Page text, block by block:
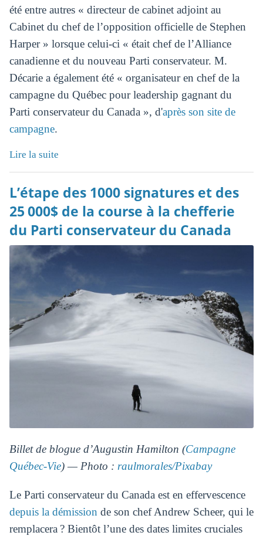
été entre autres « directeur de cabinet adjoint au
Cabinet du chef de l’opposition officielle de Stephen
Harper » lorsque celui-ci « était chef de l’Alliance
canadienne et du nouveau Parti conservateur. M.
Décarie a également été « organisateur en chef de la
campagne du Québec pour leadership gagnant du
Parti conservateur du Canada », d'après son site de
campagne.
Lire la suite
L’étape des 1000 signatures et des
25 000$ de la course à la chefferie
du Parti conservateur du Canada
Billet de blogue d’Augustin Hamilton (Campagne
Québec-Vie) — Photo : raulmorales/Pixabay
Le Parti conservateur du Canada est en effervescence
depuis la démission de son chef Andrew Scheer, qui le
remplacera ? Bientôt l’une des dates limites cruciales